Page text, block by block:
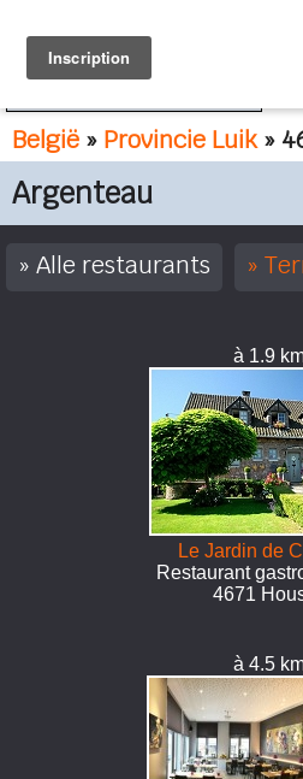
België » Provincie Luik»
Argenteau
Alle restaurants
à 1.9
Le Jardin de
Restaurant
4671
à 4.5